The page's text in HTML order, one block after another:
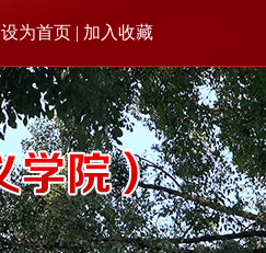
设为首页 | 加入收藏